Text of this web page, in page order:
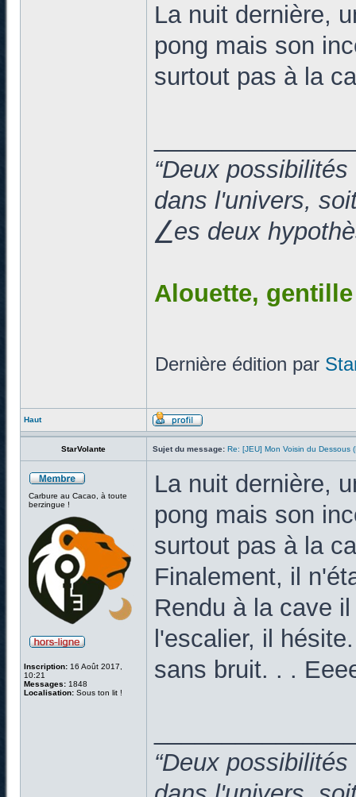
La nuit dernière,
pong mais son
surtout pas à la
“Deux
dans l'univers,
⎳es deux
Alouette,
Dernière édition par
Haut
StarVolante Sujet du message: Re: [JEU] Mon Voisin du Dessous
Carbure au Cacao, à toute
berzingue !
Inscription: 16 Août 2017,
10:21
Messages: 1848
Localisation: Sous ton lit !
La nuit dernière,
pong mais son
surtout pas à la
Finalement, il
Rendu à la cave
l'escalier, il
sans bruit. . .
“Deux